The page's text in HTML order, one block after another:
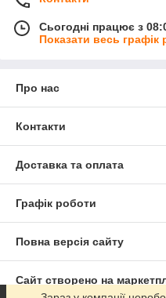
Сьогодні працює з
Показати весь графік
Про нас
Контакти
Доставка та оплата
Графік роботи
Повна версія сайту
Сайт створено на